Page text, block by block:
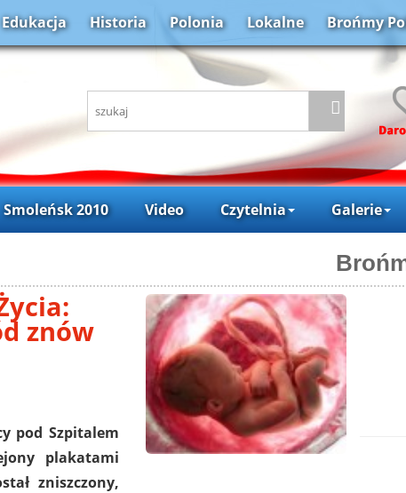
Edukacja Historia Polonia Lokalne Brońmy
Smoleńsk 2010 Video Czytelnia Galerie
znów
pod Szpitalem
plakatami
zniszczony,